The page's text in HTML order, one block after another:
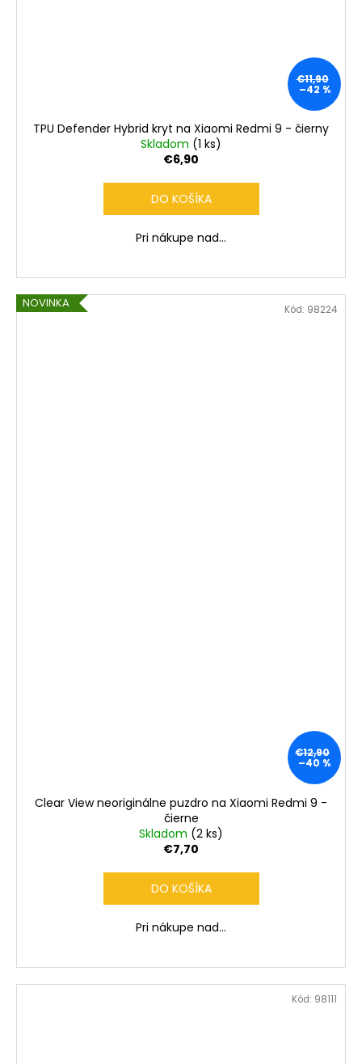
€11,90
–42 %
TPU Defender Hybrid kryt na Xiaomi Redmi 9 - čierny
Skladom (1 ks)
€6,90
DO KOŠÍKA
Pri nákupe nad...
NOVINKA
€12,90
–40 %
Clear View neoriginálne puzdro na Xiaomi Redmi 9 -
čierne
Skladom (2 ks)
€7,70
DO KOŠÍKA
Pri nákupe nad...
Kód: 98224
Kód: 98111